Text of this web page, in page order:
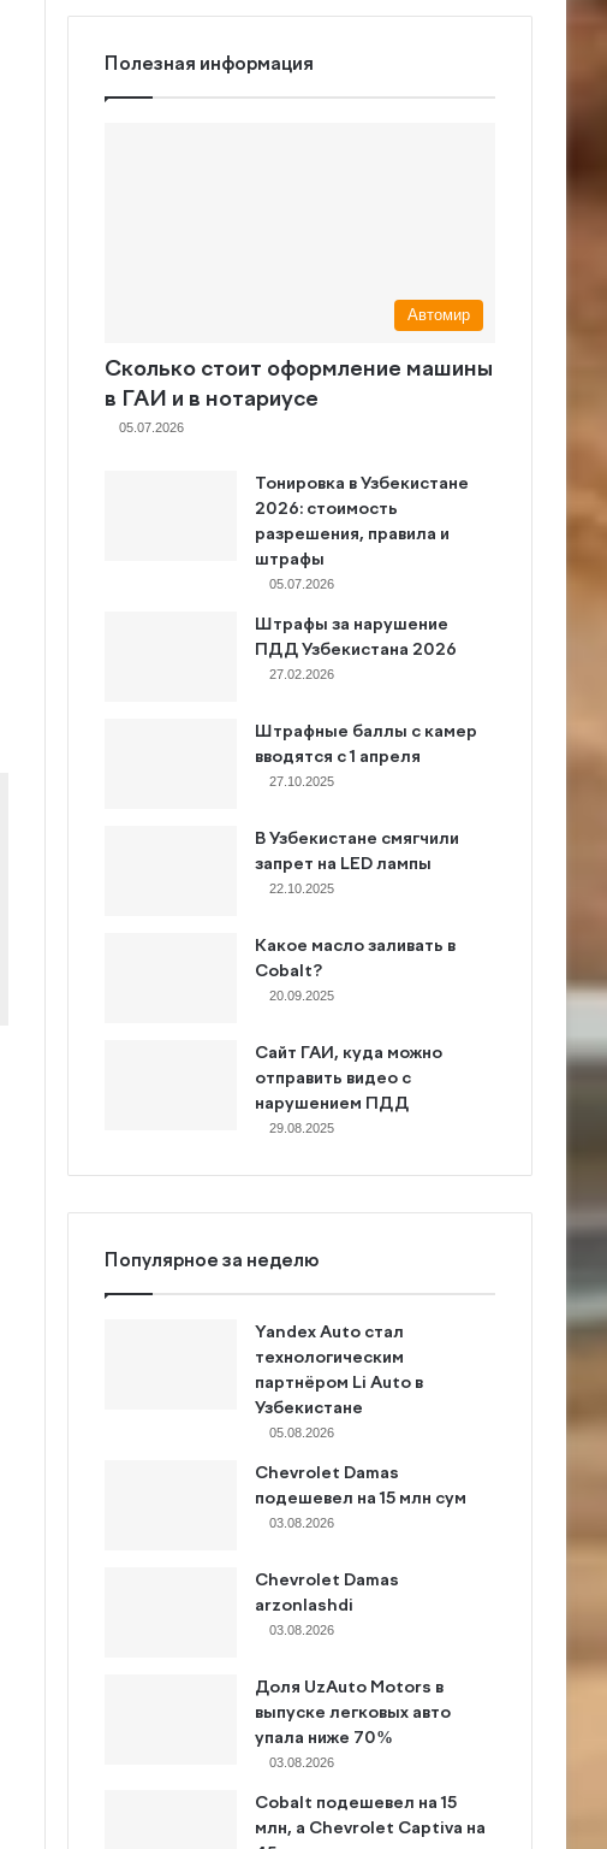
Полезная информация
Автомир
Сколько стоит оформление машины
в ГАИ и в нотариусе
05.07.2026
Тонировка в Узбекистане
2026: стоимость
разрешения, правила и
штрафы
05.07.2026
Штрафы за нарушение
ПДД Узбекистана 2026
27.02.2026
Штрафные баллы с камер
вводятся с 1 апреля
27.10.2025
В Узбекистане смягчили
запрет на LED лампы
22.10.2025
Какое масло заливать в
Cobalt?
20.09.2025
Сайт ГАИ, куда можно
отправить видео с
нарушением ПДД
29.08.2025
Популярное за неделю
Yandex Auto стал
технологическим
партнёром Li Auto в
Узбекистане
05.08.2026
Chevrolet Damas
подешевел на 15 млн сум
03.08.2026
Chevrolet Damas
arzonlashdi
03.08.2026
Доля UzAuto Motors в
выпуске легковых авто
упала ниже 70%
03.08.2026
Cobalt подешевел на 15
млн, а Chevrolet Captiva на